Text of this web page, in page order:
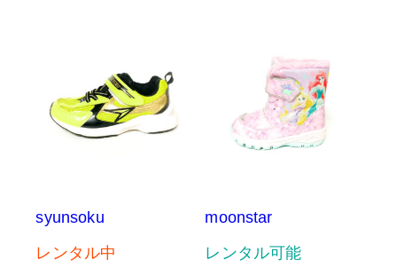
syunsoku
レンタル中
moonstar
レンタル可能